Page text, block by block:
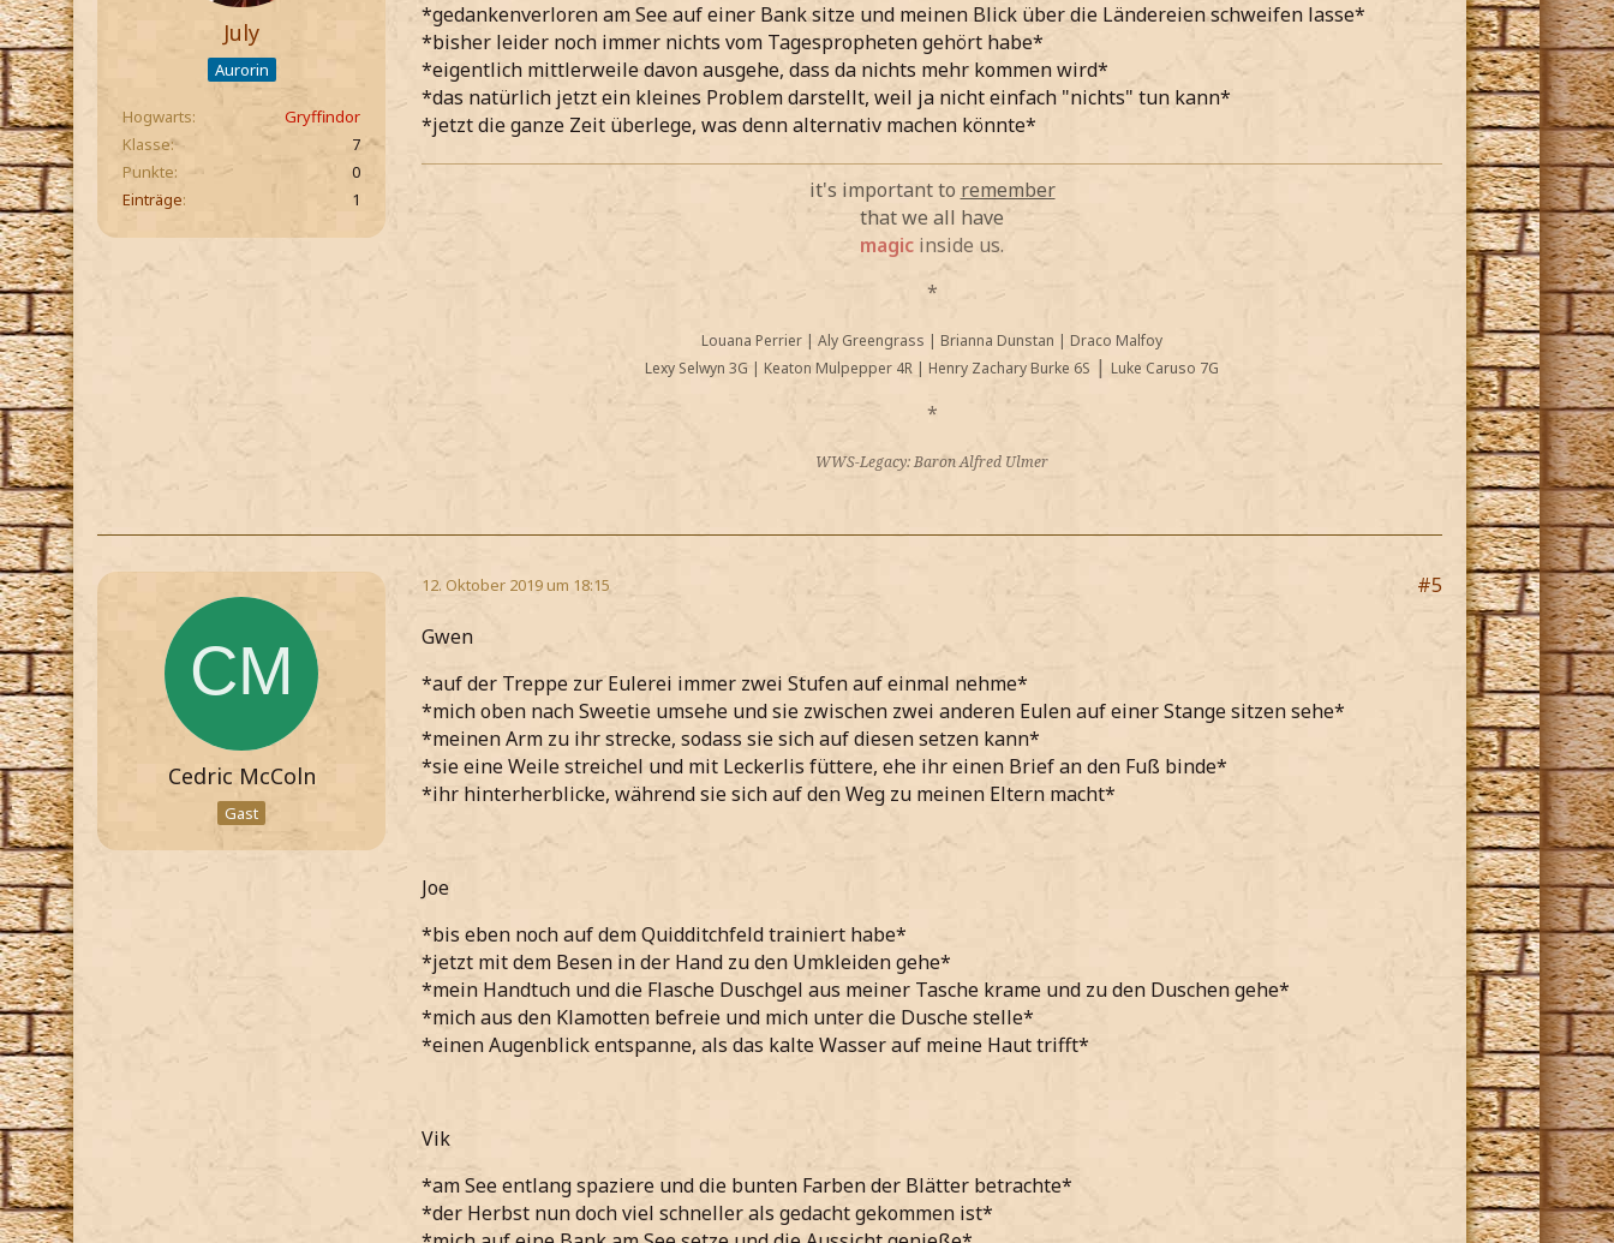
July
Aurorin
Hogwarts
Gryffindor
Klasse
7
Punkte
0
Einträge
1
*gedankenverloren am See auf einer Bank sitze und meinen Blick über die Ländereien schweifen lasse*
*bisher leider noch immer nichts vom Tagespropheten gehört habe*
*eigentlich mittlerweile davon ausgehe, dass da nichts mehr kommen wird*
*das natürlich jetzt ein kleines Problem darstellt, weil ja nicht einfach "nichts" tun kann*
*jetzt die ganze Zeit überlege, was denn alternativ machen könnte*
it's important to remember
that we all have
magic inside us.
*
Louana Perrier | Aly Greengrass | Brianna Dunstan | Draco Malfoy
Lexy Selwyn 3G | Keaton Mulpepper 4R | Henry Zachary Burke 6S | Luke Caruso 7G
*
WWS-Legacy: Baron Alfred Ulmer
Cedric McColn
Gast
12. Oktober 2019 um 18:15
#5
Gwen
*auf der Treppe zur Eulerei immer zwei Stufen auf einmal nehme*
*mich oben nach Sweetie umsehe und sie zwischen zwei anderen Eulen auf einer Stange sitzen sehe*
*meinen Arm zu ihr strecke, sodass sie sich auf diesen setzen kann*
*sie eine Weile streichel und mit Leckerlis füttere, ehe ihr einen Brief an den Fuß binde*
*ihr hinterherblicke, während sie sich auf den Weg zu meinen Eltern macht*
Joe
*bis eben noch auf dem Quidditchfeld trainiert habe*
*jetzt mit dem Besen in der Hand zu den Umkleiden gehe*
*mein Handtuch und die Flasche Duschgel aus meiner Tasche krame und zu den Duschen gehe*
*mich aus den Klamotten befreie und mich unter die Dusche stelle*
*einen Augenblick entspanne, als das kalte Wasser auf meine Haut trifft*
Vik
*am See entlang spaziere und die bunten Farben der Blätter betrachte*
*der Herbst nun doch viel schneller als gedacht gekommen ist*